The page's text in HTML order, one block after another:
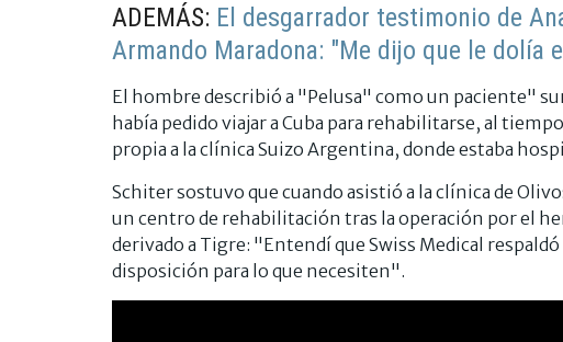
ADEMÁS: El desgarrador testimonio de
Armando Maradona: "Me dijo que le dolía
El hombre describió a "Pelusa" como un paciente"
había pedido viajar a Cuba para rehabilitarse, al
propia a la clínica Suizo Argentina, donde estaba
Schiter sostuvo que cuando asistió a la clínica de
un centro de rehabilitación tras la operación por el
derivado a Tigre: "Entendí que Swiss Medical
disposición para lo que necesiten".